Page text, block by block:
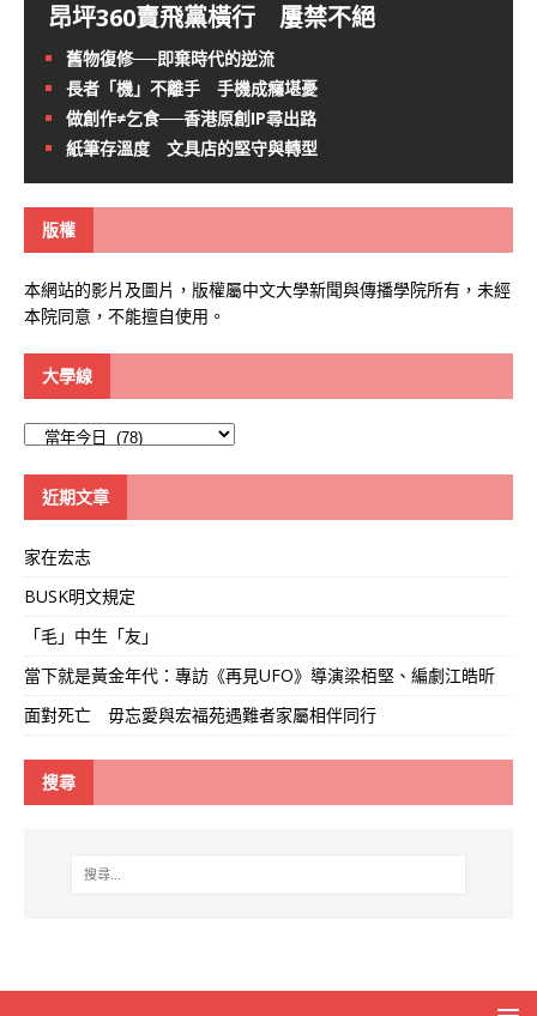
昂坪360賣飛黨橫行 屢禁不絕
舊物復修──即棄時代的逆流
長者「機」不離手 手機成癮堪憂
做創作≠乞食──香港原創IP尋出路
紙筆存溫度 文具店的堅守與轉型
版權
本網站的影片及圖片，版權屬中文大學新聞與傳播學院所有，未經
本院同意，不能擅自使用。
大學線
近期文章
家在宏志
BUSK明文規定
「毛」中生「友」
當下就是黃金年代：專訪《再見UFO》導演梁栢堅、編劇江皓昕
面對死亡 毋忘愛與宏福苑遇難者家屬相伴同行
搜尋